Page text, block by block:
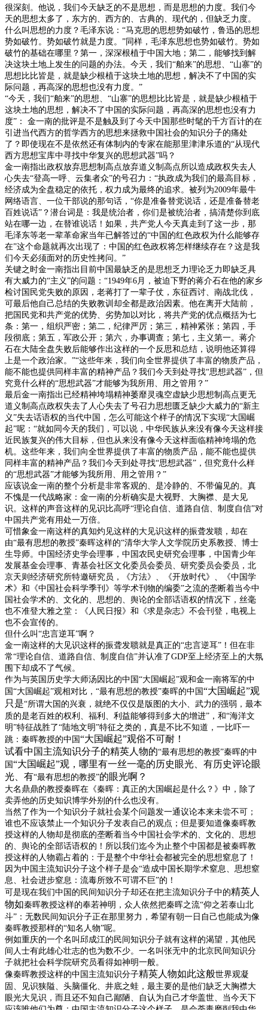
很深刻。他说，我们今天缺乏的不是思想，而是思想的力度。我们今
天的思想太多了，东方的、西方的、古典的、现代的，但缺乏力度。
什么叫思想的力度？毛泽东说：“马克思的思想势如破竹，鲁迅的思想
势如破竹。势如破竹就是力度。”同样，毛泽东思想也势如破竹。势如
破竹的基础在哪里？第一，深深根植于中国大地；第二，能够找到解
决这块土地上发生的问题的办法。今天，我们“舶来”的思想、“山寨”的
思想比比皆是，就是缺少根植于这块土地的思想，解决不了中国的实
际问题，再高深的思想也没有力度。”
“今天，我们“舶来”的思想、“山寨”的思想比比皆是，就是缺少根植于
这块土地的思想，解决不了中国的实际问题，再高深的思想也没有力
度”：
金一南的批评是不是触及到了今天中国那些时髦的千方百计的在
引进当代西方的哲学西方的思想来拯救中国社会的知识分子的痛处
了？即使现在不是依然还有体制内的专家在能那里津津乐道的“从现代
西方思想宝库中寻找中华复兴的思想武器”吗？
金一南指出政权放弃思想制高点放弃道义制高点所以造成政权失去人
心失去“登高一呼、云集者众”的号召力：“执政成为我们的最高目标，
经济成为全盘稳定的依托，权力成为最终的追求。被列为2009年最牛
网络语言、一位干部说的那句话，“你是准备替党说话，还是准备替老
百姓说话”？潜台词是：我是统治者，你们是被统治者，搞清楚你到底
站在哪一边，在替谁说话！如果，共产党人今天真走到了这一步，那
毛泽东等老一辈革命家当年已解答过的“中国的红色政权为什么能够存
在”这个命题就再次出现了：中国的红色政权将怎样继续存在？这是我
们今天必须面对的历史性拷问。”
关键之时金一南指出目前中国最缺乏的是思想乏力理论乏力即缺乏具
有大威力的“主义”的问题：“1949年6 月，被迫下野的蒋介石在他的家乡
检讨国民党失败的原因，老蒋打了一辈子仗，东征西讨、南战北伐，
可最后他自己总结的失败教训却全都是政治因素。他在离开大陆前，
把国民党和共产党的优势、劣势加以对比，将共产党的优点概括为七
条：第一，组织严密；第二，纪律严厉；第三，精神紧张；第四，手
段彻底；第五，军政公开；第六，办事调查；第七，主义第一。蒋介
石在大陆全盘失败后能够作出这样的一个反思和总结，说明他还算得
上是一个政治家。”“这些年来，我们向全世界提供了丰富的物质产品，
能不能也提供同样丰富的精神产品？我们今天到处寻找“思想武器”，但
究竟什么样的“思想武器”才能够为我所用、用之管用？”
最后金一南指出已经精神垮塌精神萎靡灵魂空虚缺少思想制高点更无
道义制高点政权失去了人心失去了号召力思想匮乏缺少大威力的“新主
义”失去话语权的当代中国，怎么可能这个样子的情况下实现“大国崛
起”呢：“就如同今天的我们，可以说，中华民族从来没有像今天这样接
近民族复兴的伟大目标，但也从来没有像今天这样面临精神垮塌的危
机。这些年来，我们向全世界提供了丰富的物质产品，能不能也提供
同样丰富的精神产品？我们今天到处寻找“思想武器”，但究竟什么样
的“思想武器”才能够为我所用、用之管用？”
应该说金一南的整个分析是非常客观的、是冷静的、不带偏见的。真
不愧是一代战略家：金一南的分析确实是大视野、大胸襟、是大见
识。这样的声音这样的见识比高呼“理论自信、道路自信、制度自信”对
中国共产党有用处一万倍。
可惜象金一南这样的真知灼见这样的大见识这样的振聋发聩，却在
由“最有思想的教授”秦晖这样的“清华大学人文学院历史系教授、博士
生导师。中国经济史学会理事，中国农民史研究会理事，中国青少年
发展基金会理事、青基会社区文化委员会委员、研究委员会委员，北
京天则经济研究所特邀研究员，《方法》、《开放时代》、《中国学
术》和《中国社会科学季刊》等学术刊物的编委”之流的垄断着当今中
国社会学术的、文化的、思想的、舆论的全部话语权的情况下，丝毫
也不准登大雅之堂：《人民日报》和《求是杂志》不会刊登，电视上
也不会宣传的。
但什么叫“忠言逆耳”啊？
金一南这样的大见识这样的振聋发聩就是真正的“忠言逆耳”！但在非
常“理论自信、道路自信、制度自信”并认准了GDP至上经济至上的大氛
围下却成不了气候。
作为与英国历史学大师汤因比的中国“大国崛起”观和金一南将军的中
国“大国崛起”观相对比，“最有思想的教授”秦晖的中国 “大国崛起”观
只是“所谓大国的兴衰，就绝不仅仅是版图的大小、武力的强弱，最本
质的是老百姓的权利、福利、利益能够得到多大的增进”，和“海洋文
明”特征战胜了“陆地文明”特征之类的，真是不比不知道，一比吓一
跳：秦晖教授的中国 “大国崛起”观俗不可耐！
试看中国主流知识分子的精英人物的“最有思想的教授”秦晖的中
国 “大国崛起”观，哪里有一丝一毫的历史眼光、有历史评论眼
光、有“最有思想的教授”的眼光啊？
大名鼎鼎的教授秦晖在《秦晖：真正的大国崛起是什么？》中，除了
卖弄他的历史知识博学外别的什么也没有。
当然了作为一个知识分子就社会某个问题发一通议论本来未尝不可；
谁也不应该禁止一个知识分子发表自己的观点；但是要知道像秦晖教
授这样的人物却是彻底的垄断着当今中国社会学术的、文化的、思想
的、舆论的全部话语权的！所以我们迄今为止整个中国都是被秦晖教
授这样的人物霸占着的：于是整个中华社会都被完全的思想窒息了！
因为中国主流知识分子这个样子是会“造成中国长期学术窒息、思想窒
息、社会进步窒息：流毒所致不可谓不巨”的！
可是现在我们中国的民间知识分子却还在把主流知识分子中的精英人
物如秦晖教授这样的奉若神明，众人依然把秦晖之流“仰之若泰山北
斗”：无数民间知识分子正在那里努力，希望有朝一日自己也能成为像
秦晖教授那样的“知名人物”呢。
例如重庆的一个名叫邱成江的民间知识分子就有这样的渴望，其他民
间人士有此雄心壮志的也为数不少。一名叫张无中的北京民间知识分
子就把社会科学院研究员看得如神明一般。
像秦晖教授这样的中国主流知识分子精英人物如此这般世界观凝
固、见识狭隘、头脑僵化、井底之蛙，最主要的是他们缺乏大胸襟大
眼光大见识，而且还不知自己鄙陋、自认为自己才华盖世、当今天下